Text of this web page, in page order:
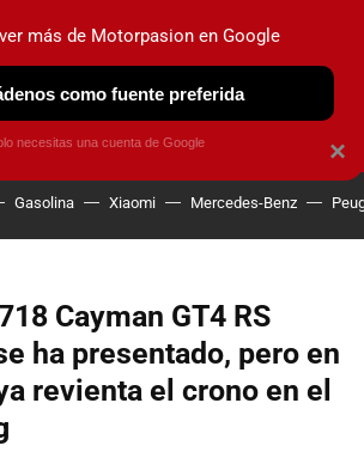
ELÉCTRICOS OBSERVATORIO
Gasolina Xiaomi Mercedes-Benz
Cayman GT4 RS
ha presentado, pero en
revienta el crono en el
×
más de Motorpasion en Google
como fuente preferida
necesitas una cuenta de Google